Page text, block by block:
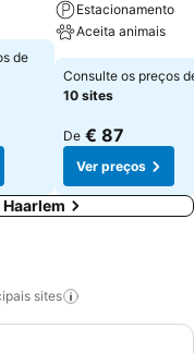
de
Estacionamento
Aceita animais
Consulte os preços
10 sites
De € 87
Ver preços
sites